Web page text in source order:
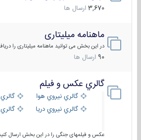
3,670 ارسال ها
ماهنامه میلیتاری
در این بخش می توانید ماهنامه میلیتاری را دریافت
90 ارسال ها
گالري عكس و فيلم
گالري نيروي هوايي
گالري
گالري نيروي دريايي
گالري
عکس و فیلمهای جنگی را در این بخش ارسال کنید.